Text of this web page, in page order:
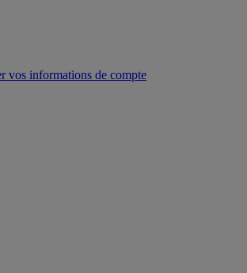
vos informations de compte